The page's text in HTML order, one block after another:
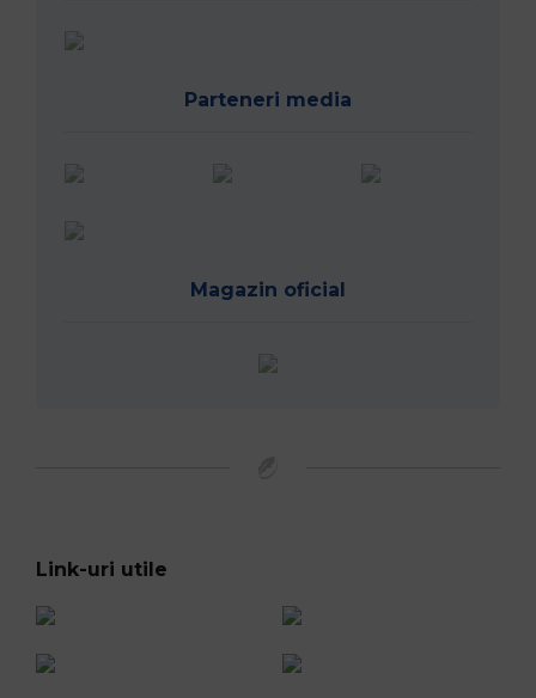
Parteneri media
Magazin oficial
Link-uri utile